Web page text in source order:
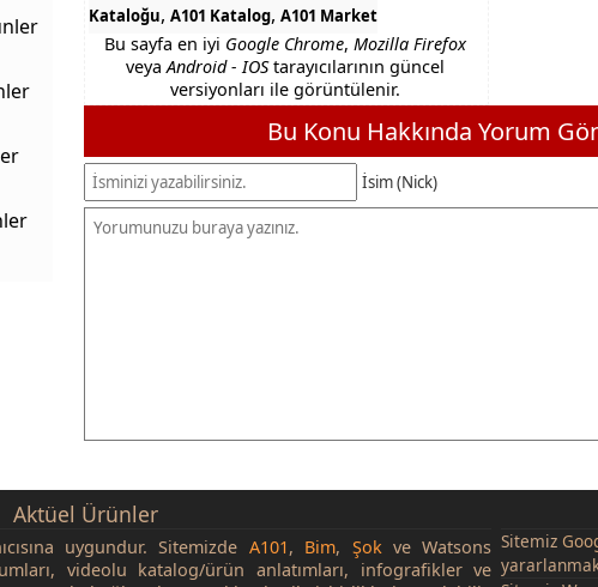
Kataloğu, A101 Katalog, A101 Market
Bu sayfa en iyi Google Chrome,Mozilla Firefox
veyaAndroid - IOStarayıcılarının güncel
versiyonları ile görüntülenir.
Bu Konu Hakkında Yorum
İsim (Nick)
Aktüel Ürünler
uygundur. Sitemizde A101, Bim, Şokve Watsons
videolu katalog/ürün anlatımları, infografikler ve
Sitemiz